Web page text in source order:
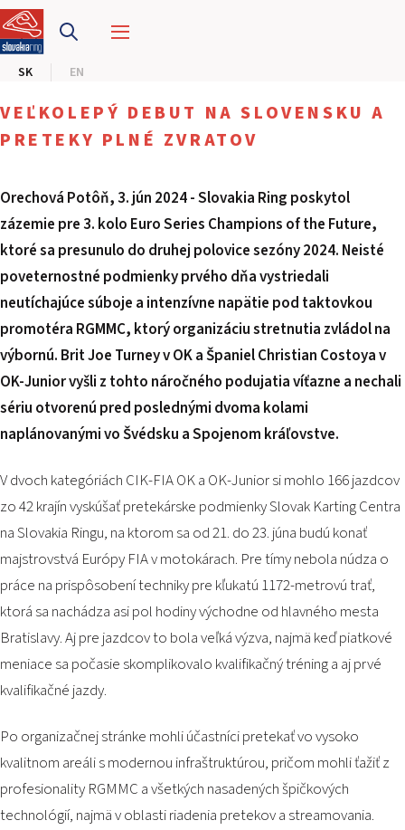
SK EN
PRETEKÁRSKY OKRUH
CENTRUM BEZPEČNEJ JAZDY
KALENDÁR
SK
MAPA STRÁNKY
E-SHOP A VSTUPENKY
PRE FIRMY
PODUJATIA 2026
KONTAKTY
VEĽKOLEPÝ DEBUT NA SLOVENSKU A
PRETEKY PLNÉ ZVRATOV
Orechová Potôň, 3. jún 2024 - Slovakia Ring poskytol
zázemie pre 3. kolo Euro Series Champions of the Future,
ktoré sa presunulo do druhej polovice sezóny 2024. Neisté
poveternostné podmienky prvého dňa vystriedali
neutíchajúce súboje a intenzívne napätie pod taktovkou
promotéra RGMMC, ktorý organizáciu stretnutia zvládol na
výbornú. Brit Joe Turney v OK a Španiel Christian Costoya v
OK-Junior vyšli z tohto náročného podujatia víťazne a nechali
sériu otvorenú pred poslednými dvoma kolami
naplánovanými vo Švédsku a Spojenom kráľovstve.
V dvoch kategóriách CIK-FIA OK a OK-Junior si mohlo 166 jazdcov
zo 42 krajín vyskúšať pretekárske podmienky Slovak Karting Centra
na Slovakia Ringu, na ktorom sa od 21. do 23. júna budú konať
majstrovstvá Európy FIA v motokárach. Pre tímy nebola núdza o
práce na prispôsobení techniky pre kľukatú 1172-metrovú trať,
ktorá sa nachádza asi pol hodiny východne od hlavného mesta
Bratislavy. Aj pre jazdcov to bola veľká výzva, najmä keď piatkové
meniace sa počasie skomplikovalo kvalifikačný tréning a aj prvé
kvalifikačné jazdy.
Po organizačnej stránke mohli účastníci pretekať vo vysoko
kvalitnom areáli s modernou infraštruktúrou, pričom mohli ťažiť z
profesionality RGMMC a všetkých nasadených špičkových
technológií, najmä v oblasti riadenia pretekov a streamovania.